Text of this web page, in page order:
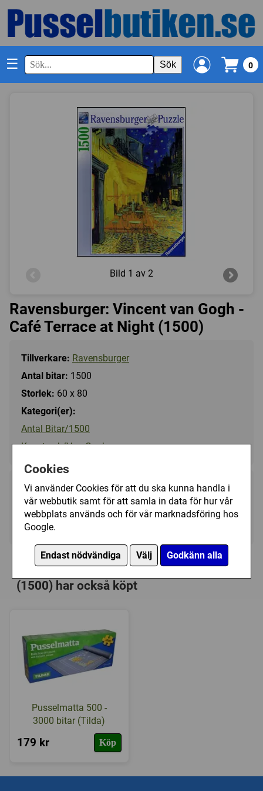
Cookies
Vi använder Cookies för att du ska kunna handla i
vår webbutik samt för att samla in data för hur vår
webbplats används och för vår marknadsföring hos
Google.
Endast nödvändiga Välj Godkänn alla
☰ Sök 0
Bild 1 av 2
Ravensburger: Vincent van Gogh -
Café Terrace at Night (1500)
Tillverkare: Ravensburger
Antal bitar: 1500
Storlek: 60 x 80
Kategori(er):
Antal Bitar/1500
Konstverk/Van Gogh
175 kr Utgått
Ej tillgänglig
Personer som har köpt Ravensburger:
Vincent van Gogh - Café Terrace at Night
(1500) har också köpt
Pusselmatta 500 -
3000 bitar (Tilda)
179 kr Köp